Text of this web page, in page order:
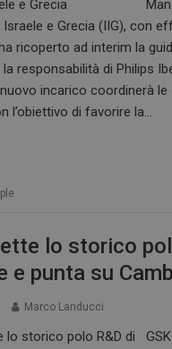
Israele e Grecia (IIG), con
ricoperto ad interim la
responsabilità di Philips
incarico coordinerà le
l’obiettivo di favorire la…
lo storico
e punta su
Marco Landucci